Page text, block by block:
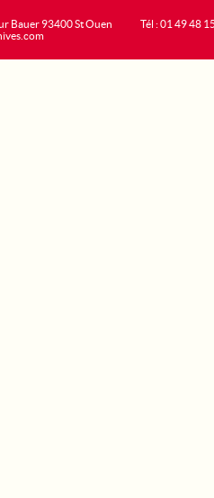
Bauer 93400 St Ouen
Tél : 01 49 48